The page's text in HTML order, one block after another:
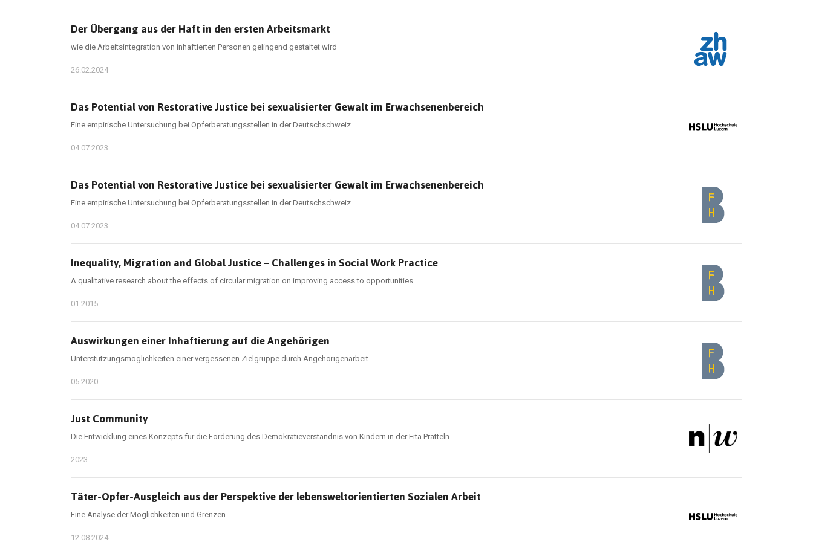
Der Übergang aus der Haft in den ersten Arbeitsmarkt
wie die Arbeitsintegration von inhaftierten Personen gelingend gestaltet wird
26.02.2024
Das Potential von Restorative Justice bei sexualisierter Gewalt im Erwachsenenbereich
Eine empirische Untersuchung bei Opferberatungsstellen in der Deutschschweiz
04.07.2023
Das Potential von Restorative Justice bei sexualisierter Gewalt im Erwachsenenbereich
Eine empirische Untersuchung bei Opferberatungsstellen in der Deutschschweiz
04.07.2023
Inequality, Migration and Global Justice – Challenges in Social Work Practice
A qualitative research about the effects of circular migration on improving access to opportunities
01.2015
Auswirkungen einer Inhaftierung auf die Angehörigen
Unterstützungsmöglichkeiten einer vergessenen Zielgruppe durch Angehörigenarbeit
05.2020
Just Community
Die Entwicklung eines Konzepts für die Förderung des Demokratieverständnis von Kindern in der Fita Pratteln
2023
Täter-Opfer-Ausgleich aus der Perspektive der lebensweltorientierten Sozialen Arbeit
Eine Analyse der Möglichkeiten und Grenzen
12.08.2024